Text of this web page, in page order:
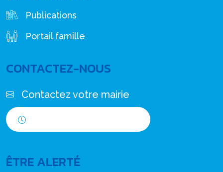
Publications
Portail famille
CONTACTEZ-NOUS
Contactez votre mairie
ÊTRE ALERTÉ